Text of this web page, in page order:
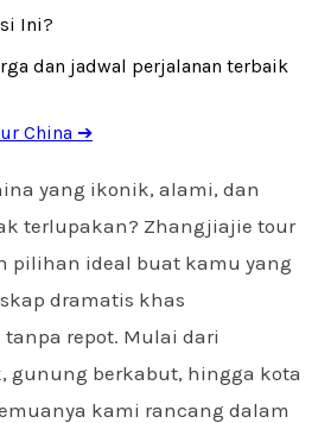
Ini?
dan jadwal perjalanan terbaik
China ➔
yang ikonik, alami, dan
terlupakan? Zhangjiajie tour
pilihan ideal buat kamu yang
dramatis khas
tanpa repot. Mulai dari
gunung berkabut, hingga kota
kami rancang dalam